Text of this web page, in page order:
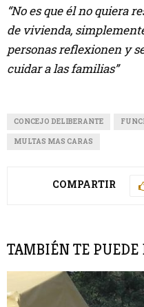
“No es que él no quiera
de vivienda,
personas reflexionen y
cuidar a las familias”
CONCEJO DELIBERANTE
MULTAS MAS CARAS
COMPARTIR
TAMBIÉN TE PUEDE